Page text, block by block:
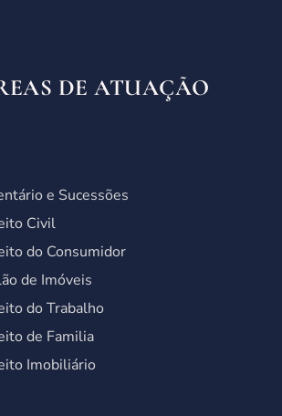
DE ATUAÇÃO
e Sucessões
Civil
do Consumidor
de Imóveis
do Trabalho
de Familia
Imobiliário